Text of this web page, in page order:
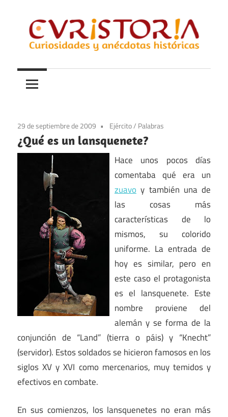
contenido
Curistoria
y
anécdotas
historia
29 de septiembre de 2009 Ejército/ Palabras
¿Qué es un lansquenete?
Hace unos pocos días
comentaba qué era un
zuavo y también una de
las cosas más
características de lo
mismos, su colorido
uniforme. La entrada de
hoy es similar, pero en
este caso el protagonista
es el lansquenete. Este
nombre proviene del
alemán y se forma de la
conjunción de “Land” (tierra o páis) y “Knecht”
(servidor). Estos soldados se hicieron famosos en los
siglos XV y XVI como mercenarios, muy temidos y
efectivos en combate.
En sus comienzos, los lansquenetes no eran más